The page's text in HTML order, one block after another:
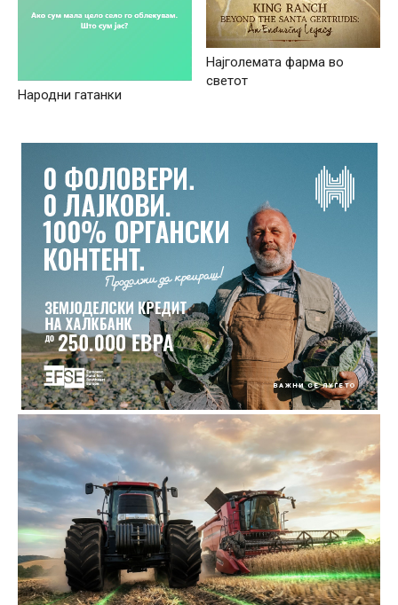
Народни гатанки
Најголемата фарма во
светот